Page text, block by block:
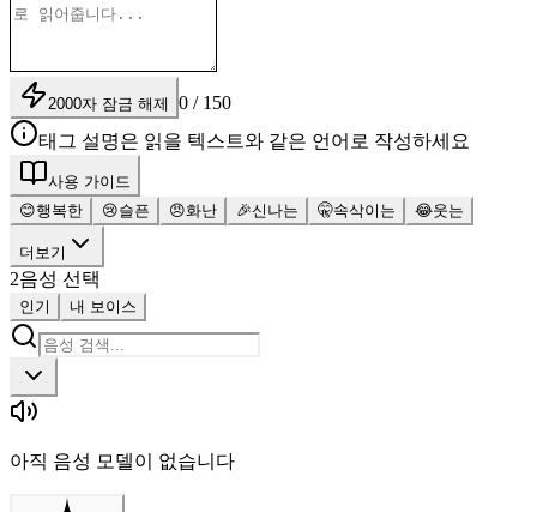
2000자 잠금 해제
0 / 150
태그 설명은 읽을 텍스트와 같은 언어로 작성하세요
사용 가이드
😊행복한 😢슬픈 😠화난 🎉신나는 🤫속삭이는 😂웃는
더보기
2음성 선택
인기 내 보이스
아직 음성 모델이 없습니다